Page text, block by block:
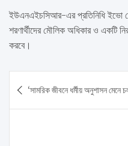
ইউএনএইচসিআর-এর প্রতিনিধি ইভো
শরণার্থীদের মৌলিক অধিকার ও একটি
করবে।
navigation
‘সামরিক জীবনে ধর্মীয় অনুশাসন মেনে